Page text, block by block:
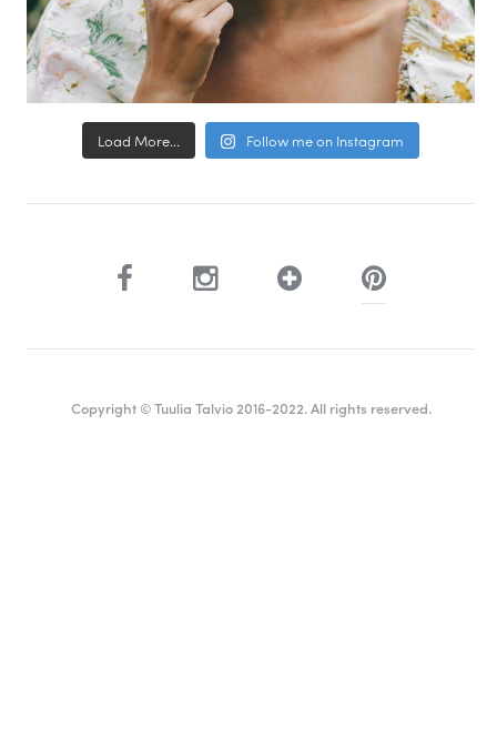
Load More... Follow me on Instagram
Copyright © Tuulia Talvio 2016-2022. All rights reserved.